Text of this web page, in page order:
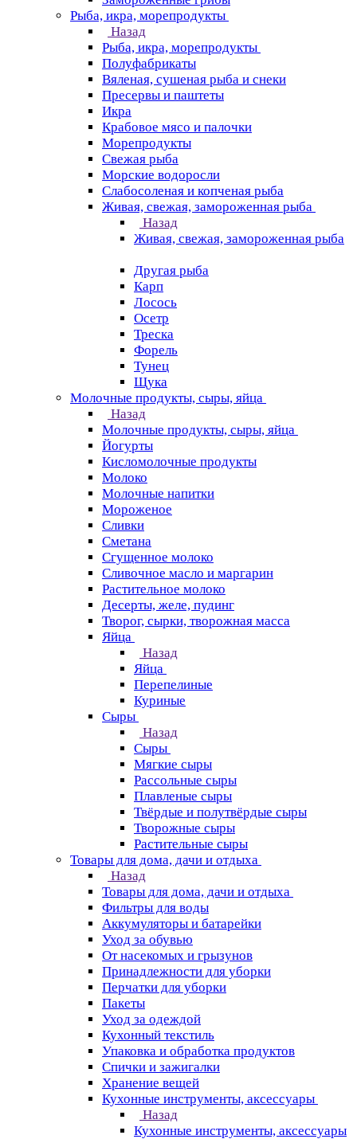
Рыба, икра, морепродукты
Назад
Рыба, икра, морепродукты
Полуфабрикаты
Вяленая, сушеная рыба и снеки
Пресервы и паштеты
Икра
Крабовое мясо и палочки
Морепродукты
Свежая рыба
Морские водоросли
Слабосоленая и копченая рыба
Живая, свежая, замороженная рыба
Назад
Живая, свежая, замороженная рыба
Другая рыба
Карп
Лосось
Осетр
Треска
Форель
Тунец
Щука
Молочные продукты, сыры, яйца
Назад
Молочные продукты, сыры, яйца
Йогурты
Кисломолочные продукты
Молоко
Молочные напитки
Мороженое
Сливки
Сметана
Сгущенное молоко
Сливочное масло и маргарин
Растительное молоко
Десерты, желе, пудинг
Творог, сырки, творожная масса
Яйца
Назад
Яйца
Перепелиные
Куриные
Сыры
Назад
Сыры
Мягкие сыры
Рассольные сыры
Плавленые сыры
Твёрдые и полутвёрдые сыры
Творожные сыры
Растительные сыры
Товары для дома, дачи и отдыха
Назад
Товары для дома, дачи и отдыха
Фильтры для воды
Аккумуляторы и батарейки
Уход за обувью
От насекомых и грызунов
Принадлежности для уборки
Перчатки для уборки
Пакеты
Уход за одеждой
Кухонный текстиль
Упаковка и обработка продуктов
Спички и зажигалки
Хранение вещей
Кухонные инструменты, аксессуары
Назад
Кухонные инструменты, аксессуары